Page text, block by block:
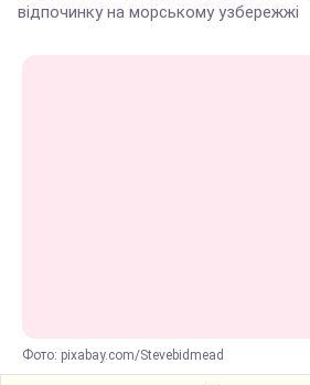
відпочинку на морському узбережжі
Фото: pixabay.com/Stevebidmead